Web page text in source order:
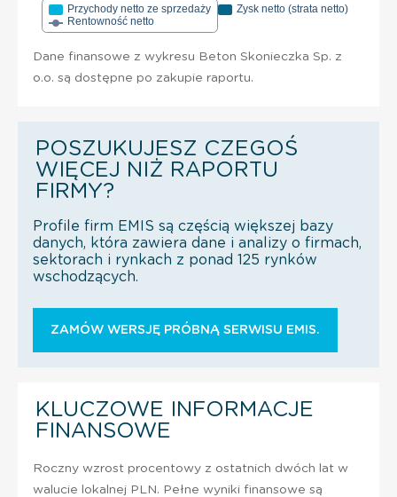
Przychody netto ze sprzedaży
Zysk netto (strata netto)
Rentowność netto
Dane finansowe z wykresu Beton Skonieczka Sp. z
o.o. są dostępne po zakupie raportu.
POSZUKUJESZ CZEGOŚ
WIĘCEJ NIŻ RAPORTU
FIRMY?
Profile firm EMIS są częścią większej bazy
danych, która zawiera dane i analizy o firmach,
sektorach i rynkach z ponad 125 rynków
wschodzących.
ZAMÓW WERSJĘ PRÓBNĄ SERWISU EMIS.
KLUCZOWE INFORMACJE
FINANSOWE
Roczny wzrost procentowy z ostatnich dwóch lat w
walucie lokalnej PLN. Pełne wyniki finansowe są